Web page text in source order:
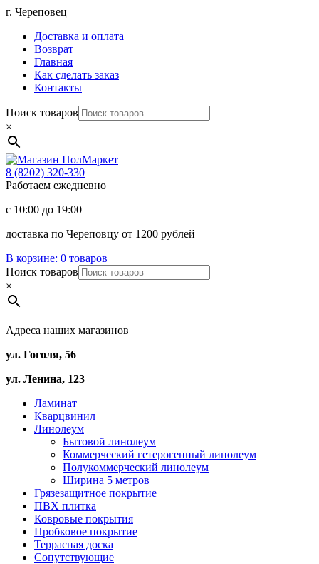
Перейти
содержимому
г. Череповец
Доставка и оплата
Возврат
Главная
Как сделать заказ
Контакты
Поиск товаров
×
Магазин
8 (8202) 320-330
Работаем ежедневно
с 10:00 до 19:00
доставка по Череповцу от 1200 рублей
В корзине: 0 товаров
Поиск товаров
×
Адреса наших магазинов
ул. Гоголя, 56
ул. Ленина, 123
Ламинат
Кварцвинил
Линолеум
Бытовой линолеум
Коммерческий гетерогенный линолеум
Полукоммерческий линолеум
Ширина 5 метров
Грязезащитное покрытие
ПВХ плитка
Ковровые покрытия
Пробковое покрытие
Террасная доска
Сопутствующие